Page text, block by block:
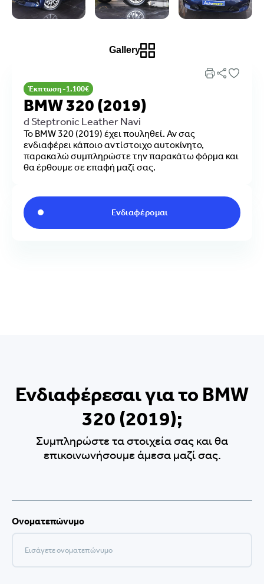
Gallery
Έκπτωση -1.100€
BMW 320 (2019)
d Steptronic Leather Navi
Το BMW 320 (2019) έχει πουληθεί. Αν σας
ενδιαφέρει κάποιο αντίστοιχο αυτοκίνητο,
παρακαλώ συμπληρώστε την παρακάτω φόρμα και
θα έρθουμε σε επαφή μαζί σας.
Ενδιαφέρομαι
Ενδιαφέρεσαι για το BMW
320 (2019);
Συμπληρώστε τα στοιχεία σας και θα
επικοινωνήσουμε άμεσα μαζί σας.
Ονοματεπώνυμο